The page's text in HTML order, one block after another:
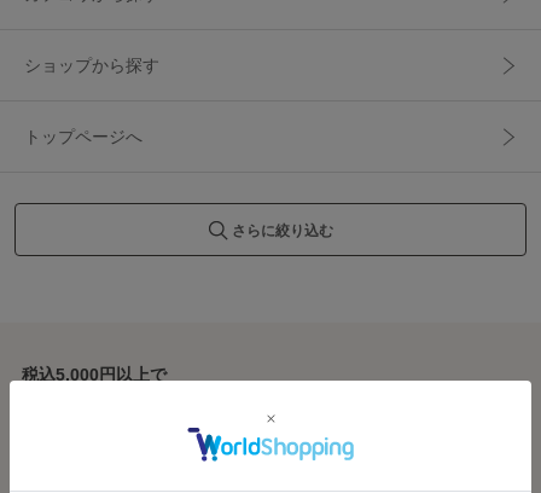
ショップから探す
トップページへ
さらに絞り込む
税込5,000円以上で